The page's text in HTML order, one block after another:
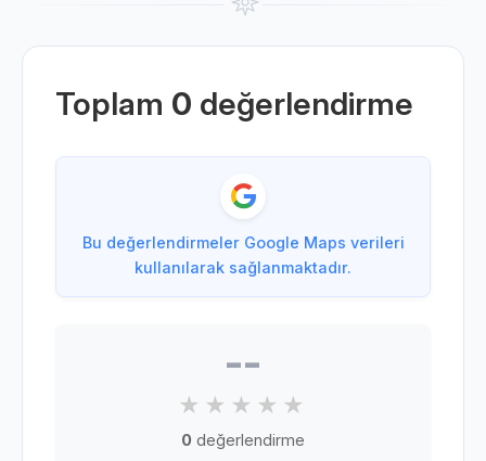
Toplam 0 değerlendirme
Bu değerlendirmeler Google Maps verileri
kullanılarak sağlanmaktadır.
--
0 değerlendirme